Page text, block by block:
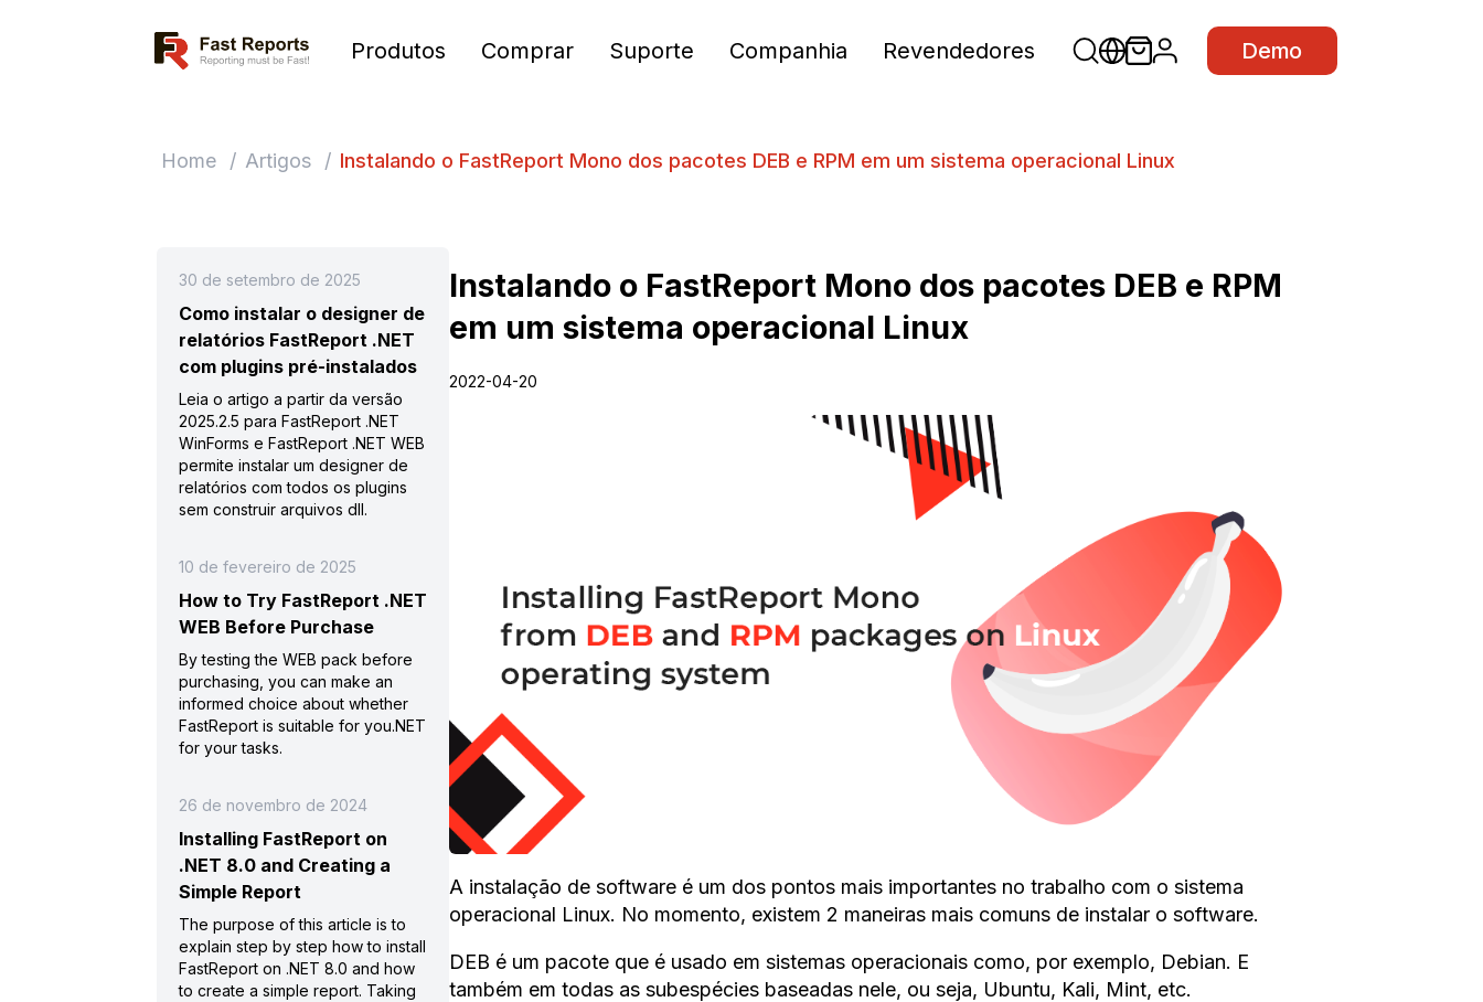
Fast Reports Produtos Comprar Suporte Companhia Revendedores Demo
Home / Artigos / Instalando o FastReport Mono dos pacotes DEB e RPM em um sistema operacional Linux
Instalando o FastReport Mono dos pacotes DEB e RPM
em um sistema operacional Linux
2022-04-20
A instalação de software é um dos pontos mais importantes no trabalho com o sistema
operacional Linux. No momento, existem 2 maneiras mais comuns de instalar o software.
DEB é um pacote que é usado em sistemas operacionais como, por exemplo, Debian. E
também em todas as subespécies baseadas nele, ou seja, Ubuntu, Kali, Mint, etc.
30 de setembro de 2025
Como instalar o designer de
relatórios FastReport .NET
com plugins pré-instalados
Leia o artigo a partir da versão
2025.2.5 para FastReport .NET
WinForms e FastReport .NET WEB
permite instalar um designer de
relatórios com todos os plugins
sem construir arquivos dll.
10 de fevereiro de 2025
How to Try FastReport .NET
WEB Before Purchase
By testing the WEB pack before
purchasing, you can make an
informed choice about whether
FastReport is suitable for you.NET
for your tasks.
26 de novembro de 2024
Installing FastReport on
.NET 8.0 and Creating a
Simple Report
The purpose of this article is to
explain step by step how to install
FastReport on .NET 8.0 and how
to create a simple report. Taking